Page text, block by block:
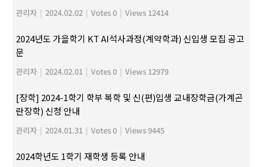
관리자 | 2024.02.02 | Votes 0 | Views 12414
2024년도 가을학기 KT AI석사과정(계약학과) 신입생 모집 공고
문
관리자 | 2024.02.01 | Votes 0 | Views 12979
[장학] 2024-1학기 학부 복학 및 신(편)입생 교내장학금(가계곤
란장학) 신청 안내
관리자 | 2024.01.31 | Votes 0 | Views 9445
2024학년도 1학기 재학생 등록 안내